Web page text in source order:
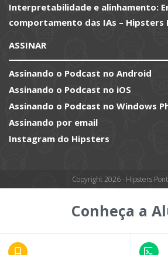
Interpretabilidade e alinhamento:
comportamento das IAs – Hipsters
ASSINAR
Assinando o Podcast no Android
Assinando o Podcast no iOS
Assinando o Podcast no Windows
Assinando por email
Instagram do Hipsters
Copyright 2026 · Hipsters
Conheça a